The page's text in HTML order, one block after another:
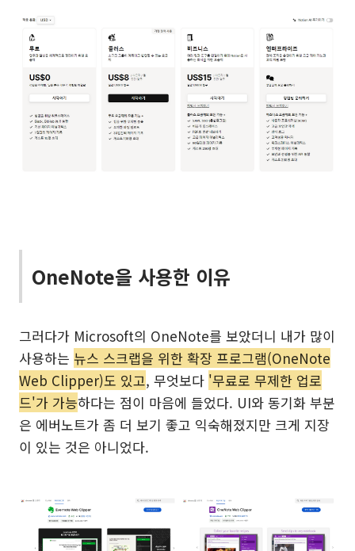
OneNote을 사용한 이유
그러다가 Microsoft의 OneNote를 보았더니 내가 많이
사용하는 뉴스 스크랩을 위한 확장 프로그램(OneNote
Web Clipper)도 있고, 무엇보다 '무료로 무제한 업로
드'가 가능하다는 점이 마음에 들었다. UI와 동기화 부분
은 에버노트가 좀 더 보기 좋고 익숙해졌지만 크게 지장
이 있는 것은 아니었다.